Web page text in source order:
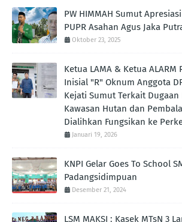
PW HIMMAH Sumut
PUPR Asahan Agus Jaka
Oktober 23, 2025
Ketua LAMA & Ketua
Inisial "R" Oknum Anggota
Kejati Sumut Terkait Dugaan
Kawasan Hutan dan
Dialihkan Fungsikan ke
Januari 19, 2026
KNPI Gelar Goes To School
Padangsidimpuan
Desember 21, 2024
LSM MAKSI : Kasek MTsN 3